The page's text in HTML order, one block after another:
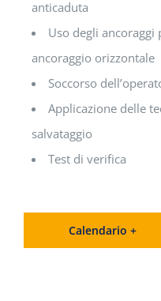
anticaduta
Uso degli
ancoraggio orizzontale
Soccorso
Applicazione delle
salvataggio
Test di verifica
Calendario +